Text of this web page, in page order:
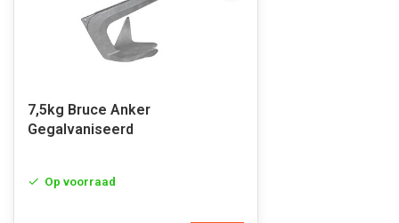
7,5kg Bruce Anker
Gegalvaniseerd
Op voorraad